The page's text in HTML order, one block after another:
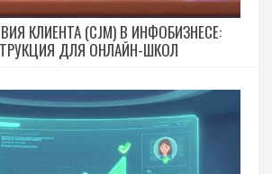
КЛИЕНТА (CJM) В ИНФОБИЗНЕСЕ:
ДЛЯ ОНЛАЙН-ШКОЛ